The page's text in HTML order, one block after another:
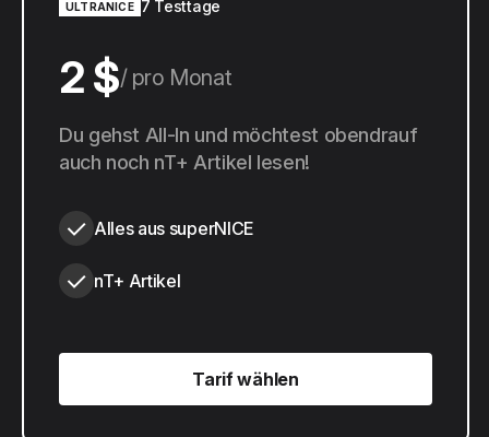
ULTRANICE 7 Testtage
2 $ pro Monat
20 $ pro Jahr
Du gehst All-In und möchtest obendrauf
auch noch nT+ Artikel lesen!
Alles aus superNICE
nT+ Artikel
Tarif wählen
Tarif wählen